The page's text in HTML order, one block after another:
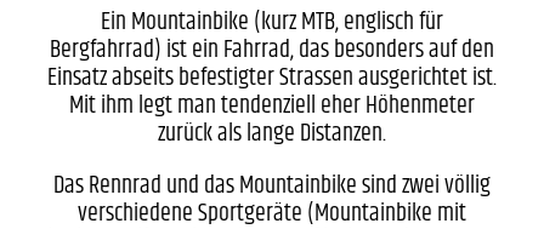
Ein Mountainbike (kurz MTB, englisch für
Bergfahrrad) ist ein Fahrrad, das besonders auf den
Einsatz abseits befestigter Strassen ausgerichtet ist.
Mit ihm legt man tendenziell eher Höhenmeter
zurück als lange Distanzen.
Das Rennrad und das Mountainbike sind zwei völlig
verschiedene Sportgeräte (Mountainbike mit